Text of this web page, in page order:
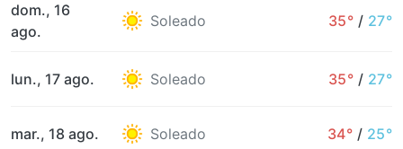
dom., 16
ago.
Soleado 35° / 27°
lun., 17 ago. Soleado 35° / 27°
mar., 18 ago. Soleado 34° / 25°